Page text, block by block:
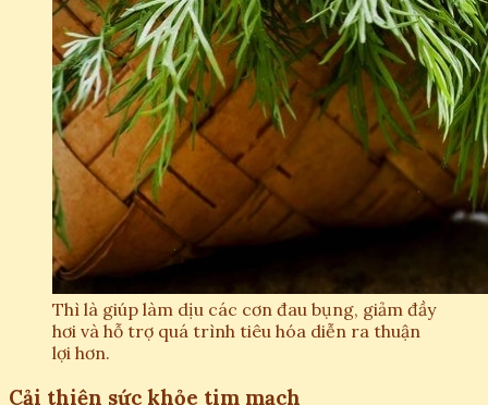
Thì là giúp làm dịu các cơn đau bụng, giảm đầy
hơi và hỗ trợ quá trình tiêu hóa diễn ra thuận
lợi hơn.
Cải thiện sức khỏe tim mạch